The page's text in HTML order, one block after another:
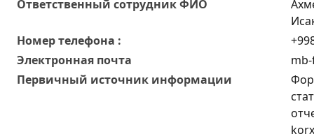
Oтветственный сотрудник ФИО
Номер телефона :
Электронная почта
Первичный источник информации